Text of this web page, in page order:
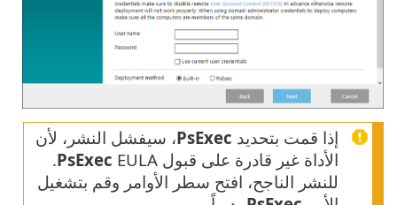
إذا قمت بتحديد PsExec، سيفشل النشر، لأن
الأداة غير قادرة على قبول
PsExec
EULA.
للنشر الناجح، افتح سطر الأوامر وقم بتشغيل